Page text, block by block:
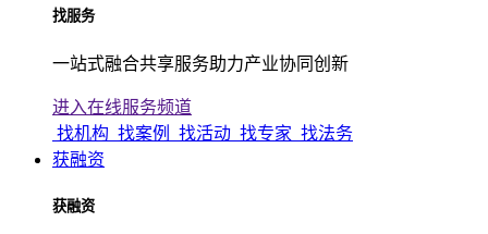
找服务
一站式融合共享服务助力产业协同创新
进入在线服务频道
找机构 找案例 找活动 找专家 找法务
获融资
获融资